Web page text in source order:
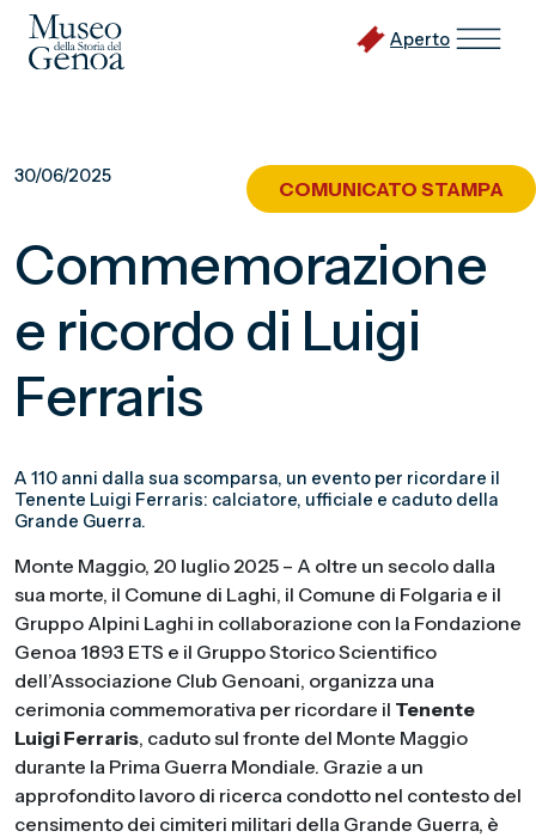
Aperto
30/06/2025
COMUNICATO STAMPA
Commemorazione
e ricordo di Luigi
Ferraris
A 110 anni dalla sua scomparsa, un evento per ricordare il
Tenente Luigi Ferraris: calciatore, ufficiale e caduto della
Grande Guerra.
Monte Maggio, 20 luglio 2025 – A oltre un secolo dalla
sua morte, il Comune di Laghi, il Comune di Folgaria e il
Gruppo Alpini Laghi in collaborazione con la Fondazione
Genoa 1893 ETS e il Gruppo Storico Scientifico
dell’Associazione Club Genoani, organizza una
cerimonia commemorativa per ricordare il Tenente
Luigi Ferraris, caduto sul fronte del Monte Maggio
durante la Prima Guerra Mondiale. Grazie a un
approfondito lavoro di ricerca condotto nel contesto del
censimento dei cimiteri militari della Grande Guerra, è